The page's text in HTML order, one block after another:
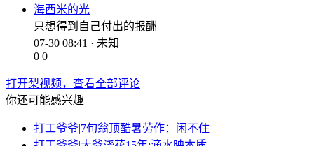
海西米的光
只想得到自己付出的报酬
07-30 08:41 · 未知
0 0
打开梨视频，查看全部评论
你还可能感兴趣
打工爷爷|7旬翁顶酷暑劳作：闲不住